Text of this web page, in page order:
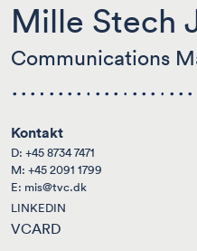
Mille Stech
Communications
Kontakt
D: +45 8734 7471
M: +45 2091 1799
E: mis@tvc.dk
LINKEDIN
VCARD